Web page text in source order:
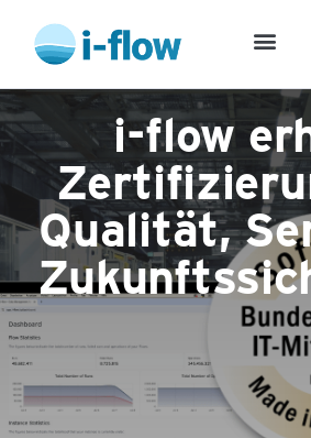
i-flow
Qualität,